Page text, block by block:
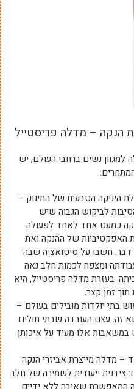
הנקה – מדלה פריסטייל
למגוון נשים ברחבי העולם, יש
הטבעית של התינוק –
לביקוש הגבוה שיש
כמעט אחד לאחד לפעולה
האפקטיביות של ההנקה ואת
חשבו על סיטואציה שבה
ומצפה לכמות חלב נאה
בעזרת מדלה פריסטייל, היא
זמן קצר.
בתי יולדות מובילים בעולם –
זה. עצם העובדה שבתי חולים
במשאבות אלו מעיד על איכותן
– מדלה מייצרת אביזרי הנקה
צידנית ייעודית לשמירה של חלב